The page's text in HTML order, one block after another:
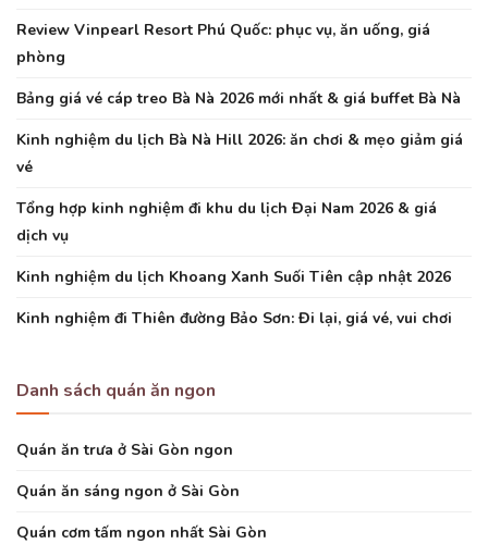
Review Vinpearl Resort Phú Quốc: phục vụ, ăn uống, giá
phòng
Bảng giá vé cáp treo Bà Nà 2026 mới nhất & giá buffet Bà Nà
Kinh nghiệm du lịch Bà Nà Hill 2026: ăn chơi & mẹo giảm giá
vé
Tổng hợp kinh nghiệm đi khu du lịch Đại Nam 2026 & giá
dịch vụ
Kinh nghiệm du lịch Khoang Xanh Suối Tiên cập nhật 2026
Kinh nghiệm đi Thiên đường Bảo Sơn: Đi lại, giá vé, vui chơi
Danh sách quán ăn ngon
Quán ăn trưa ở Sài Gòn ngon
Quán ăn sáng ngon ở Sài Gòn
Quán cơm tấm ngon nhất Sài Gòn